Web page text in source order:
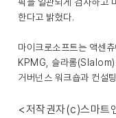
한다고 밝혔다.
마이크로소프트는 액
KPMG, 슬라롬(Slalom)
거버넌스 워크숍과 컨설
<저작권자(c)스마트